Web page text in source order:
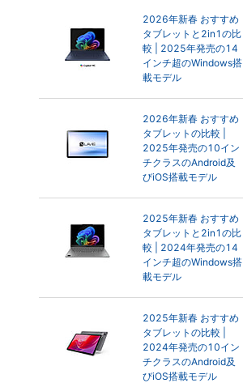
2026年新春 おすすめ
タブレットと2in1の比
較 | 2025年発売の14
インチ超のWindows搭
載モデル
2026年新春 おすすめ
タブレットの比較 |
2025年発売の10イン
チクラスのAndroid及
びiOS搭載モデル
2025年新春 おすすめ
タブレットと2in1の比
較 | 2024年発売の14
インチ超のWindows搭
載モデル
2025年新春 おすすめ
タブレットの比較 |
2024年発売の10イン
チクラスのAndroid及
びiOS搭載モデル